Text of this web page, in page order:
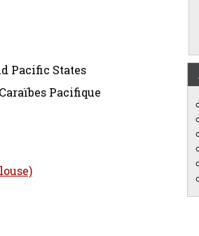
Pacific States
Pacifique